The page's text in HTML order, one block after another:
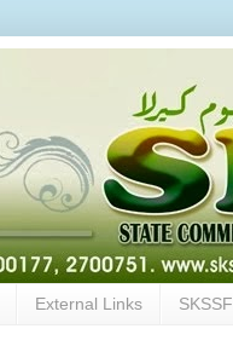
External Links SKSSF